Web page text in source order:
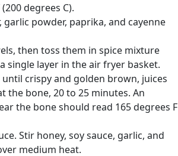
degrees C).
powder, paprika, and cayenne
then toss them in spice mixture
single layer in the air fryer basket.
crispy and golden brown, juices
the bone, 20 to 25 minutes. An
the bone should read 165 degrees F
Stir honey, soy sauce, garlic, and
medium heat.